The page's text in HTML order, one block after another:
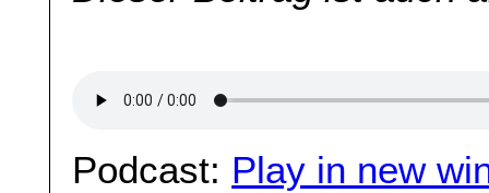
Podcast: Play in new